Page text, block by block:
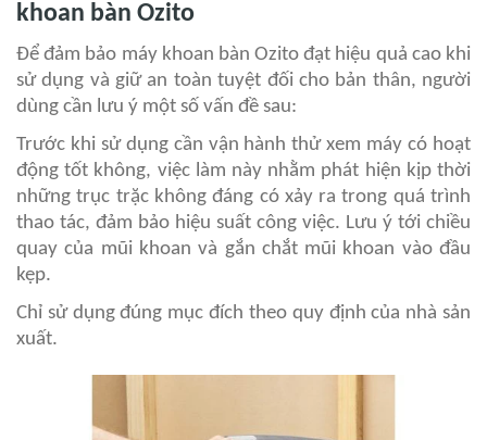
khoan bàn Ozito
Để đảm bảo máy khoan bàn Ozito đạt hiệu quả cao khi
sử dụng và giữ an toàn tuyệt đối cho bản thân, người
dùng cần lưu ý một số vấn đề sau:
Trước khi sử dụng cần vận hành thử xem máy có hoạt
động tốt không, việc làm này nhằm phát hiện kịp thời
những trục trặc không đáng có xảy ra trong quá trình
thao tác, đảm bảo hiệu suất công việc. Lưu ý tới chiều
quay của mũi khoan và gắn chắt mũi khoan vào đầu
kẹp.
Chỉ sử dụng đúng mục đích theo quy định của nhà sản
xuất.